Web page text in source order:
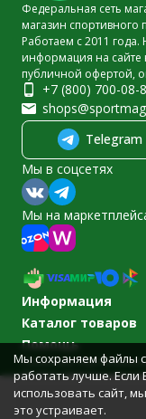
Федеральная сеть
магазин спортивного
Работаем с 2011 года.
информация на сайте
публичной офертой,
+7 (800) 700-08-
Telegram
Мы в соцсетях
Мы на
Информация
Каталог товаров
Помощь
Политика
© 2011-2026
Разработано в
Мы сохраняем файлы
работать лучше.
использовать сайт,
это устраивает.